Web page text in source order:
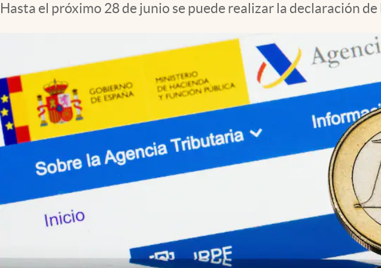
Hasta el próximo 28 de junio se puede realizar la declaración